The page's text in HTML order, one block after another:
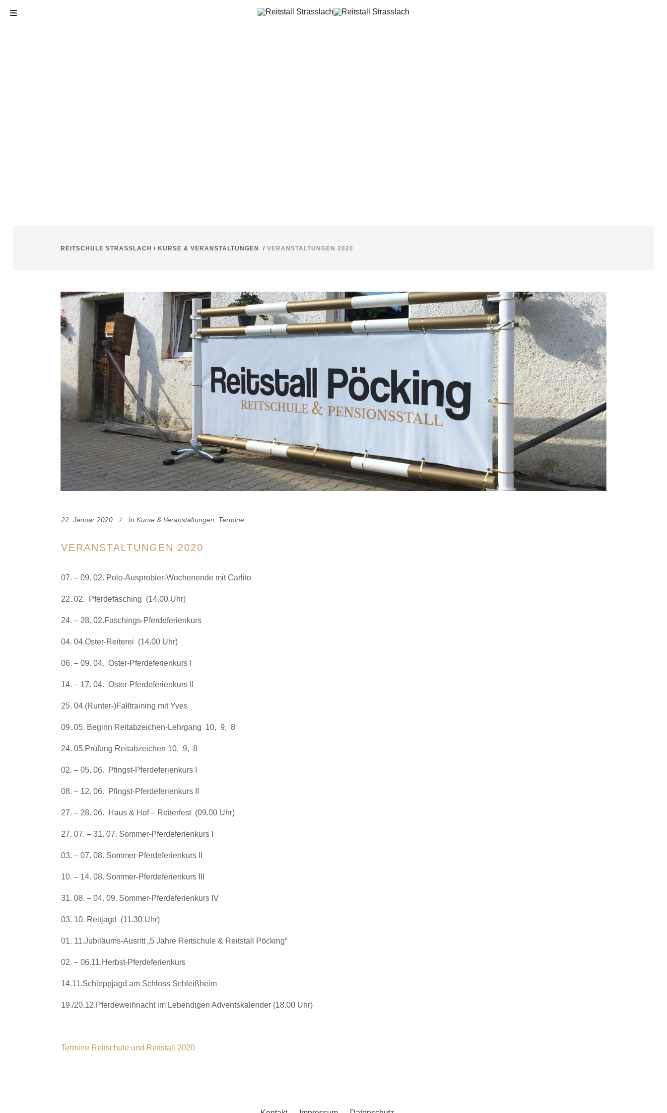
REITSCHULE STRASSLACH / KURSE & VERANSTALTUNGEN / VER­AN­STAL­TUN­GEN 2020
22. Januar 2020 In Kurse & Veranstaltungen Termine
VER­AN­STAL­TUN­GEN 2020
07. – 09. 02. Polo-Aus­pro­bier-Wochen­en­de mit Car­li­to
22. 02. Pfer­de­fa­sching (14.00 Uhr)
24. – 28. 02.Faschings-Pferdeferienkurs
04. 04.Oster-Reiterei (14.00 Uhr)
06. – 09. 04. Oster-Pfer­de­fe­ri­en­kurs I
14. – 17. 04. Oster-Pfer­de­fe­ri­en­kurs II
25. 04.(Runter-)Falltraining mit Yves
09. 05. Beginn Reit­ab­zei­chen-Lehr­gang 10, 9, 8
24. 05.Prüfung Reit­ab­zei­chen 10, 9, 8
02. – 05. 06. Pfingst-Pfer­de­fe­ri­en­kurs I
08. – 12. 06. Pfingst-Pfer­de­fe­ri­en­kurs II
27. – 28. 06. Haus & Hof – Rei­ter­fest (09.00 Uhr)
27. 07. – 31. 07. Som­mer-Pfer­de­fe­ri­en­kurs I
03. – 07. 08. Som­mer-Pfer­de­fe­ri­en­kurs II
10. – 14. 08. Som­mer-Pfer­de­fe­ri­en­kurs III
31. 08. – 04. 09. Som­mer-Pfer­de­fe­ri­en­kurs IV
03. 10. Reit­jagd (11.30 Uhr)
01. 11.Jubiläums-Ausritt „5 Jah­re Reit­schu­le & Reit­stall Pöcking“
02. – 06.11.Herbst-Pferdeferienkurs
14.11.Schleppjagd am Schloss Schleiß­heim
19./20.12.Pferdeweihnacht im Leben­di­gen Advents­ka­len­der (18.00 Uhr)
Ter­mi­ne Reit­schu­le und Reit­stall 2020